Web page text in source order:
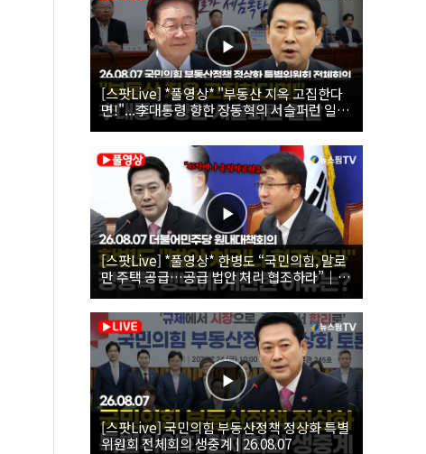
[스팟Live] *풀영상* "부동산 지옥 고집한다
면!"...李대통령 향한 장동혁의 서슬퍼런 일갈
| 26.08.07 국민의힘 부동산정책 정상화 특별
위원회 전체회의
[스팟Live] *풀영상* 한병도 “국민의힘, 말로
만 주택 공급…공급 법안 처리 협조하라”｜
26.08.07 더불어민주당 원내대책회의
[스팟Live] 국민의힘 부동산정책 정상화 특별
위원회 전체회의 생중계 | 26.08.07